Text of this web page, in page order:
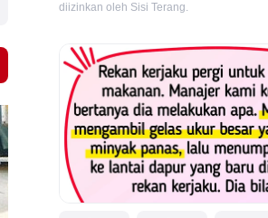
diizinkan oleh Sisi Terang.